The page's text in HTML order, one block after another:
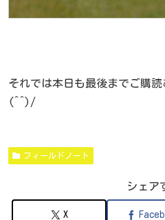
それでは本日も最後までご購
(^^)/
フィールドノート
シェア
X